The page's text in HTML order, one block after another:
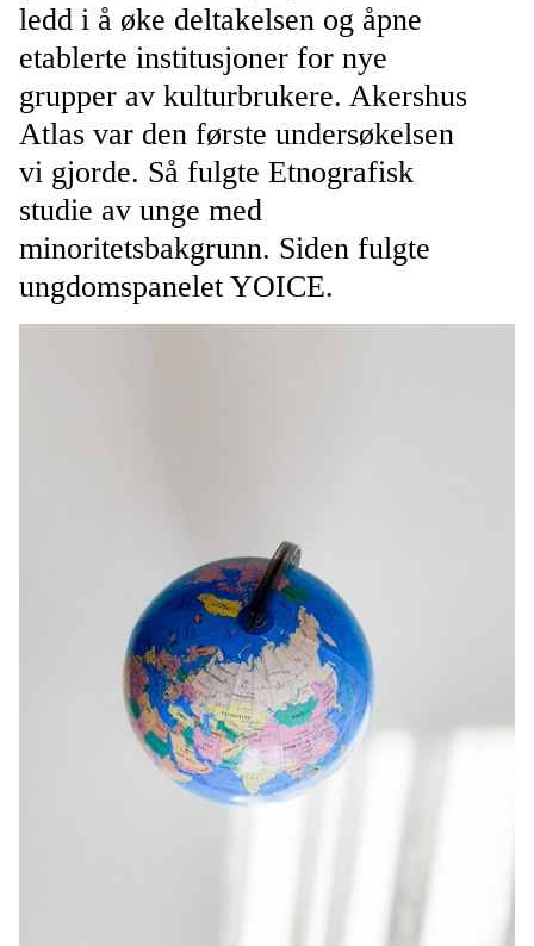
ledd i å øke deltakelsen og åpne
etablerte institusjoner for nye
grupper av kulturbrukere. Akershus
Atlas var den første undersøkelsen
vi gjorde. Så fulgte Etnografisk
studie av unge med
minoritetsbakgrunn. Siden fulgte
ungdomspanelet YOICE.